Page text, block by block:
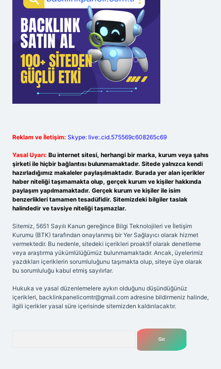
Reklam ve İletişim: Skype: live:.cid.575569c608265c69
Yasal Uyarı: Bu internet sitesi, herhangi bir marka, kurum veya şahıs
şirketi ile hiçbir bağlantısı bulunmamaktadır. Sitede yalnızca kendi
hazırladığımız makaleler paylaşılmaktadır. Burada yer alan içerikler
haber niteliği taşımamakta olup, gerçek kurum ve kişiler hakkında
paylaşım yapılmamaktadır. Gerçek kurum ve kişiler ile isim
benzerlikleri tamamen tesadüfidir. Sitemizdeki bilgiler taslak
halindedir ve tavsiye niteliği taşımazlar.
Sitemiz, 5651 Sayılı Kanun gereğince Bilgi Teknolojileri ve İletişim
Kurumu (BTK) tarafından onaylanmış bir Yer Sağlayıcı olarak hizmet
vermektedir. Bu nedenle, sitedeki içerikleri proaktif olarak denetleme
veya araştırma yükümlülüğümüz bulunmamaktadır. Ancak, üyelerimiz
yazdıkları içeriklerin sorumluluğunu taşımakta olup, siteye üye olarak
bu sorumluluğu kabul etmiş sayılırlar.
Hukuka ve yasal düzenlemelere aykırı olduğunu düşündüğünüz
içerikleri, backlinkpanelicomtr@gmail.com adresine bildirmeniz halinde,
ilgili içerikler yasal süre içerisinde sitemizden kaldırılacaktır.